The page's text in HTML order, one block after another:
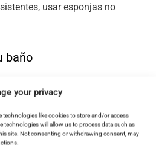
your privacy
technologies like cookies to store and/or access
technologies will allow us to process data such as
site. Not consenting or withdrawing consent, may
usar esponjas no
baño
blanca con grifería negra y paredes
con madera y plantas.